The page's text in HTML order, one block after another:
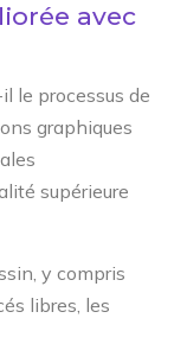
avec
le processus de
graphiques
supérieure
y compris
libres, les